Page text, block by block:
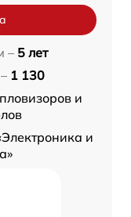
– 5 лет
1 130
и
и